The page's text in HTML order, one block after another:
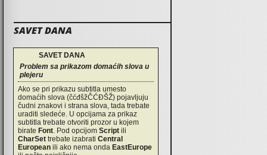
SAVET DANA
SAVET DANA
Problem sa prikazom domaćih slova u
plejeru
Ako se pri prikazu subtitla umesto
domaćih slova (čćđšžČĆĐŠŽ) pojavljuju
čudni znakovi i strana slova, tada trebate
uraditi sledeće. U opcijama za prikaz
subtitla trebate otvoriti prozor u kojem
birate Font. Pod opcijom Script ili
CharSet trebate izabrati Central
European ili ako nema onda EastEurope